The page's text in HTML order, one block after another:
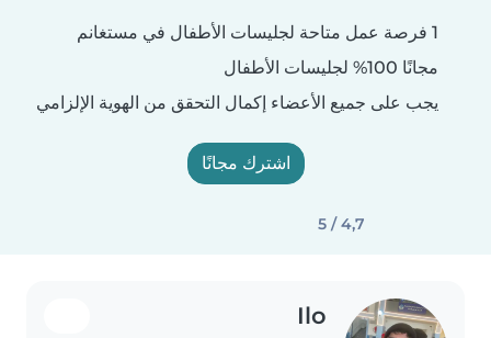
1 فرصة عمل متاحة لجليسات الأطفال في مستغانم
مجانًا 100% لجليسات الأطفال
يجب على جميع الأعضاء إكمال التحقق من الهوية الإلزامي
اشترك مجانًا
4,7 / 5
Ilo